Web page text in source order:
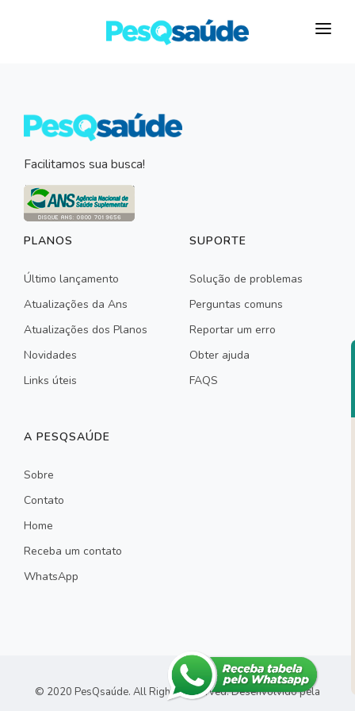
LABORATÓRIOS
BLOG
MAIS…
Facilitamos sua busca!
PLANOS
Último lançamento
Atualizações da Ans
Atualizações dos Planos
Novidades
Links úteis
SUPORTE
Solução de problemas
Perguntas comuns
Reportar um erro
Obter ajuda
FAQS
A PESQSAÚDE
Sobre
Contato
Home
Receba um contato
WhatsApp
© 2020 PesQsaúde. All Rights Reserved.Desenvolvido pela